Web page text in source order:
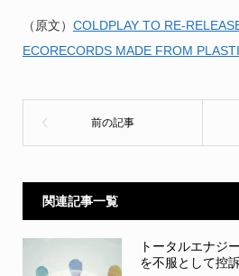
（原文） COLDPLAY TO RE-
ECORECORDS MADE FROM
関連記事一覧
トータルエナジ
を不服として控